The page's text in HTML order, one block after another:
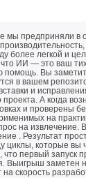
мы предприняли в
более легкой и
ИИ — это ваш
Вы
в вашем
и
А когда
и проверены
на
на извлечение.
. Результат
циклы, которые вы
первый запуск
Выигрыш заметен
скорость